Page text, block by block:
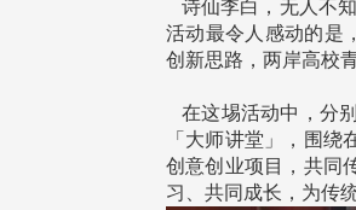
诗仙李白，无人不
活动最令人感动的是
创新思路，两岸高校
在这埸活动中，分
「大师讲堂」，围
创意创业项目，共同
习、共同成长，为传
系友会第3届第4次理监事
所、
风保系
共谱初